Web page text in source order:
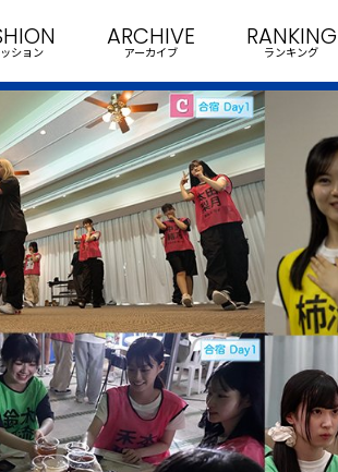
ション
ARCHIVE
アーカイブ
RANKING
ランキング